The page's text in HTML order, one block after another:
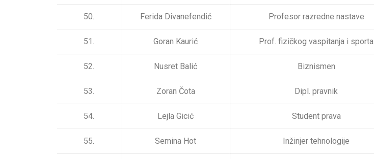
50. Ferida Divanefendić Profesor razredne nastave
51. Goran Kaurić Prof. fizičkog vaspitanja i sporta
52. Nusret Balić Biznismen
53. Zoran Čota Dipl. pravnik
54. Lejla Gicić Student prava
55. Semina Hot Inžinjer tehnologije